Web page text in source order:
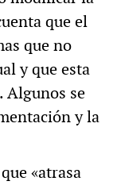
que el
que no
y que esta
Algunos se
y la
«atrasa